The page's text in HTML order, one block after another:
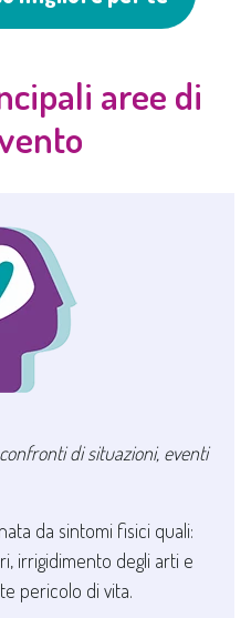
aree di
di situazioni, eventi
da sintomi fisici quali:
irrigidimento degli arti e
pericolo di vita.